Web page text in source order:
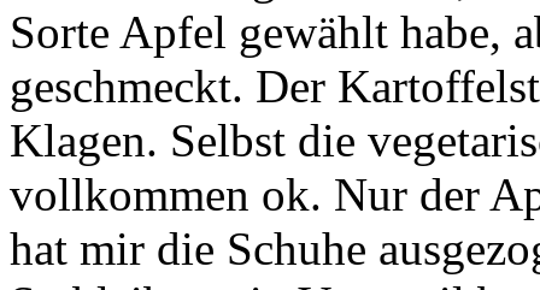
Sorte Apfel gewählt habe,
geschmeckt. Der
Klagen. Selbst die
vollkommen ok. Nur der
hat mir die Schuhe